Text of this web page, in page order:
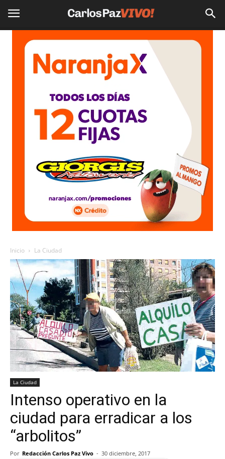
Inicio La Ciudad
La Ciudad
Intenso operativo en la
ciudad para erradicar a los
“arbolitos”
Por Redacción Carlos Paz Vivo - 30 diciembre, 2017